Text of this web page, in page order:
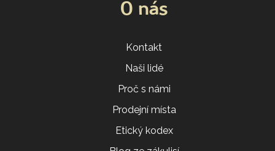
O nás
Kontakt
Naši lidé
Proč s námi
Prodejní místa
Etický kodex